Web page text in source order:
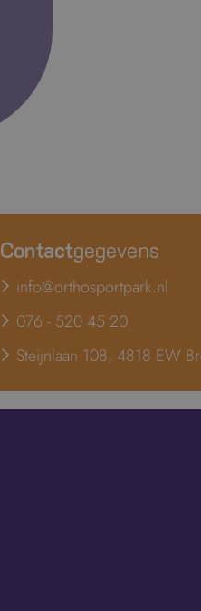
Contactgegevens
info@orthosportpark.nl
076 - 520 45 20
Steijnlaan 108, 4818 EW